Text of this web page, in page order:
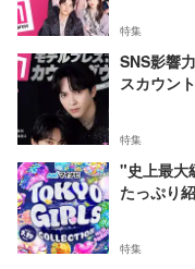
特集
SNS影響
スカウン
特集
"史上最大
たっぷり
特集